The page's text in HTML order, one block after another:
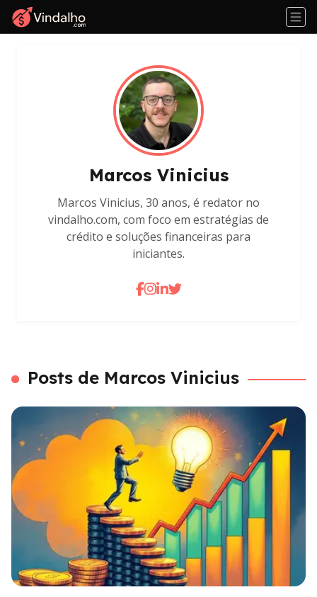
Marcos Vinicius
Marcos Vinicius, 30 anos, é redator no
vindalho.com, com foco em estratégias de
crédito e soluções financeiras para
iniciantes.
Posts de Marcos Vinicius